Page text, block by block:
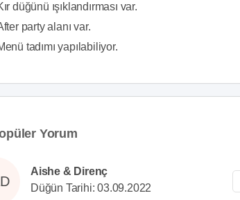
düğünü ışıklandırması var.
party alanı var.
tadımı yapılabiliyor.
Yorum
Aishe & Direnç
Düğün Tarihi: 03.09.2022